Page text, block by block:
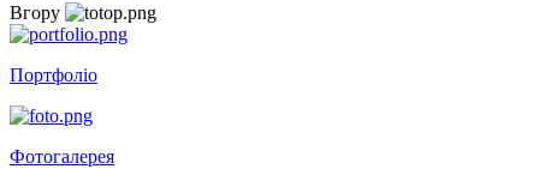
Вгору
Портфоліо
Фотогалерея